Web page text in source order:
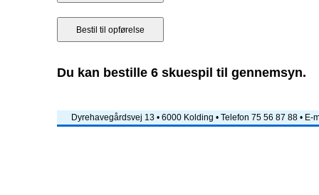
Du kan bestille 6 skuespil til gennemsyn.
Dyrehavegårdsvej 13 • 6000 Kolding • Telefon 75 56 87 88 • E-